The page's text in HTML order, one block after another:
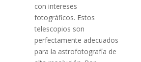
con intereses
fotográficos. Estos
telescopios son
perfectamente adecuados
para la astrofotografía de